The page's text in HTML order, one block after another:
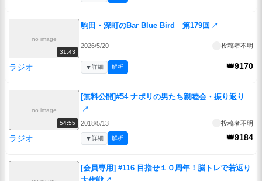
no image
31:43
駒田・深町のBar Blue Bird 第179回 ↗
2026/5/20 投稿者不明
ラジオ 👑9170
▼詳細 解析
no image
54:55
[無料公開]#54 ナポリの男たち親睦会・振り返り
↗
2018/5/13 投稿者不明
ラジオ 👑9184
▼詳細 解析
[会員専用] #116 目指せ１０周年！脳トレで若返り